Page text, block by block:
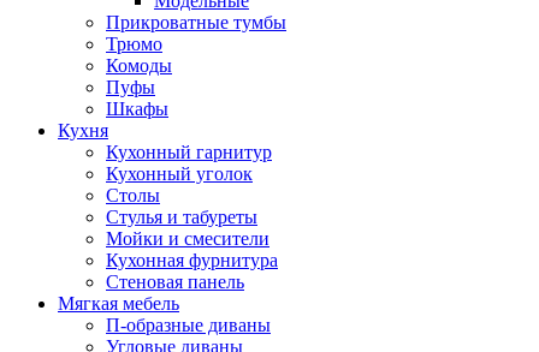
Прикроватные тумбы
Трюмо
Комоды
Пуфы
Шкафы
Кухня
Кухонный гарнитур
Кухонный уголок
Столы
Стулья и табуреты
Мойки и смесители
Кухонная фурнитура
Стеновая панель
Мягкая мебель
П-образные диваны
Угловые диваны